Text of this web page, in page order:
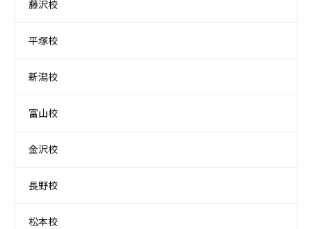
藤沢校
平塚校
新潟校
富山校
金沢校
長野校
松本校